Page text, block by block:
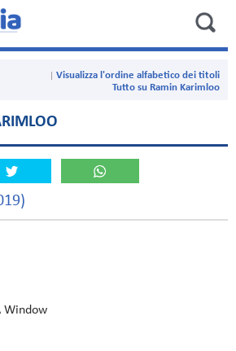
Visualizza l'ordine alfabetico dei titoli
Tutto su Ramin Karimloo
Window